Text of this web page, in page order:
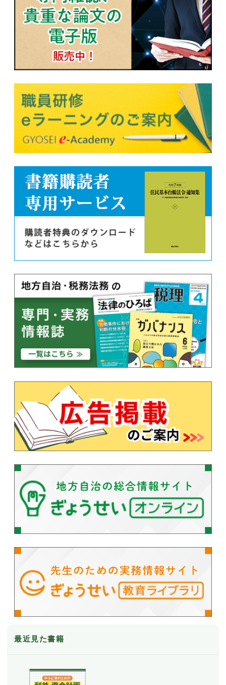
最近見た書籍